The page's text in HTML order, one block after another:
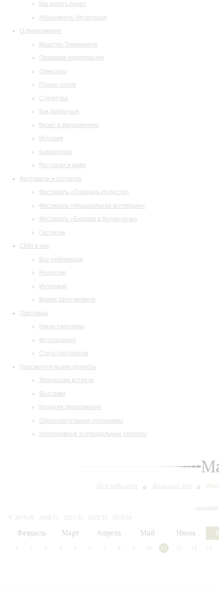
Как купить билет
Абонементы Музитория
О филармонии
Маэстро Темирканов
Правовая информация
Оркестры
Планы залов
Структура
Как добраться
Визит в филармонию
История
Библиотека
Ресторан и кафе
Фестивали и гастроли
Фестиваль «Площадь Искусств»
Фестиваль «Музыкальная коллекция»
Фестиваль «Барокко в белую ночь»
Гастроли
СМИ о нас
Все публикации
Рецензии
Интервью
Время Шостаковича
Партнеры
Наши партнеры
Фотогалерея
Стать партнером
Просветительские проекты
Творческие встречи
Выставки
Издания филармонии
Образовательные программы
Инклюзивные и специальные проекты
Все события Большой зал
2019/20
2020/21 2021/22 2022/23
2023/24
Февраль Март Апрель Май Июнь
2 3 4 5 6 7 8 9 10 11 12 13 14